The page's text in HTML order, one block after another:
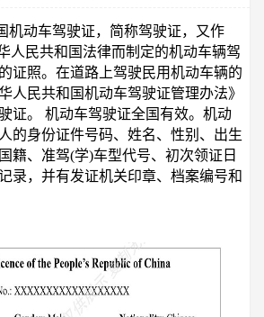
机动车驾驶证，简称驾驶证，又作
人民共和国法律而制定的机动车辆驾
证照。在道路上驾驶民用机动车辆的
人民共和国机动车驾驶证管理办法》
证。 机动车驾驶证全国有效。机动
的身份证件号码、姓名、性别、出生
籍、准驾(学)车型代号、初次领证日
录，并有发证机关印章、档案编号和